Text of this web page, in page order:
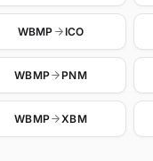
WBMP ICO
WBMP PNM
WBMP XBM